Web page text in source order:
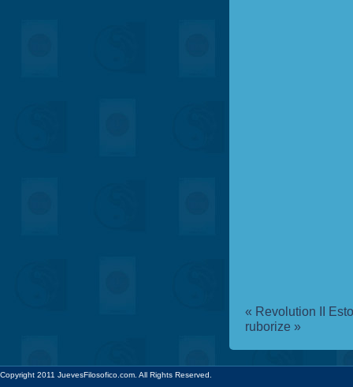
« Revolution II
ruborize »
Copyright 2011 JuevesFilosofico.com. All Rights Reserved.